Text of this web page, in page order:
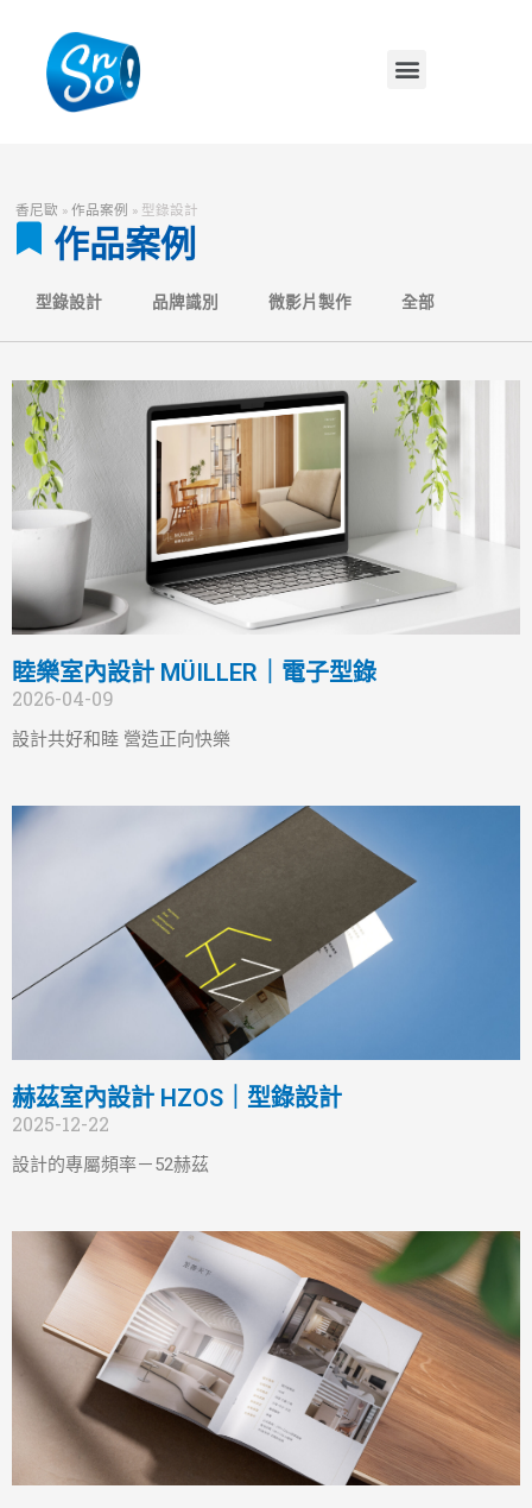
香尼歐 »作品案例 » 型錄設計
作品案例
型錄設計 品牌識別 微影片製作 全部
睦樂室內設計 MÜILLER｜電子型錄
2026-04-09
設計共好和睦 營造正向快樂
赫茲室內設計 HZOS｜型錄設計
2025-12-22
設計的專屬頻率－52赫茲